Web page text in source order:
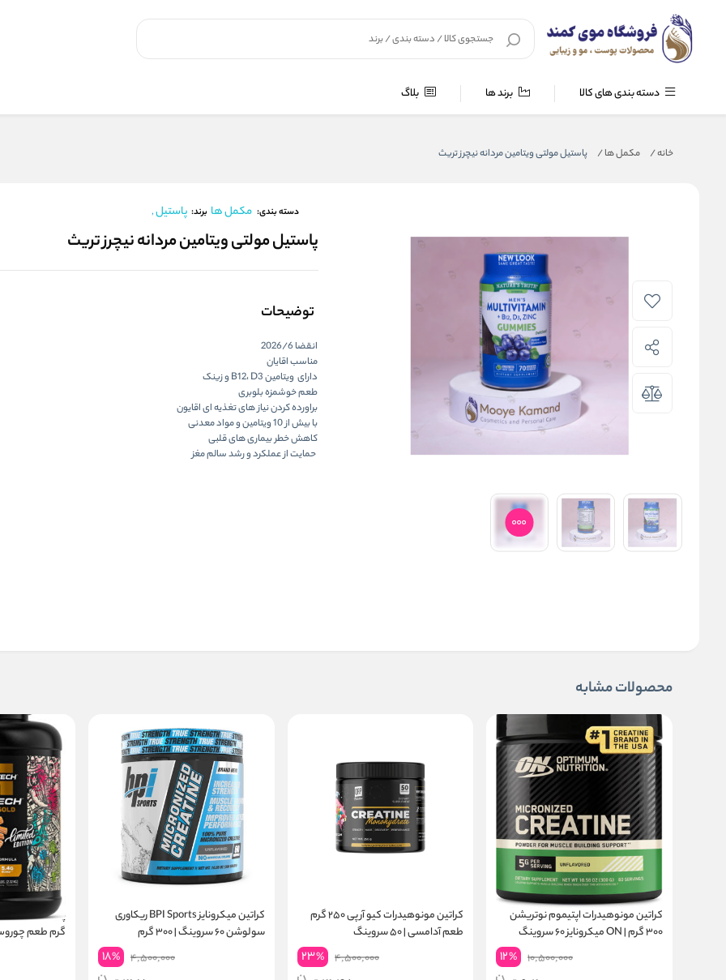
دسته بندی های کالا برند ها بلاگ
خانه/ مکمل ها/ پاستیل مولتی ویتامین مردانه نیچرز تریث
دسته بندی: مکمل ها برند: پاستیل,
پاستیل مولتی ویتامین مردانه نیچرز تریث
توضیحات
انقضا 2026/6
مناسب اقایان
دارای ویتامین B12، D3 و زینک
طعم خوشمزه بلوبری
براورده کردن نیاز های تغذیه ای اقایون
با بیش از 10 ویتامین و مواد معدنی
کاهش خطر بیماری های قلبی
حمایت از عملکرد و رشد سالم مغز
محصولات مشابه
کراتین مونوهیدرات اپتیموم نوتریشن
۳۰۰ گرم | ON میکرونایز ۶۰ سروینگ
10,500,000
12%
کراتین مونوهیدرات کیو آر پی ۲۵۰ گرم
طعم آدامسی | ۵۰ سروینگ
4,500,000
23%
کراتین میکرونایز BPI Sports ریکاوری
سولوشن ۶۰ سروینگ | ۳۰۰ گرم
4,500,000
18%
گرم طعم چوروس | ۲۴ گرم